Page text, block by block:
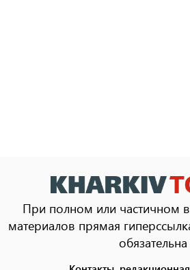
При полном или частичном
материалов прямая
обязательна